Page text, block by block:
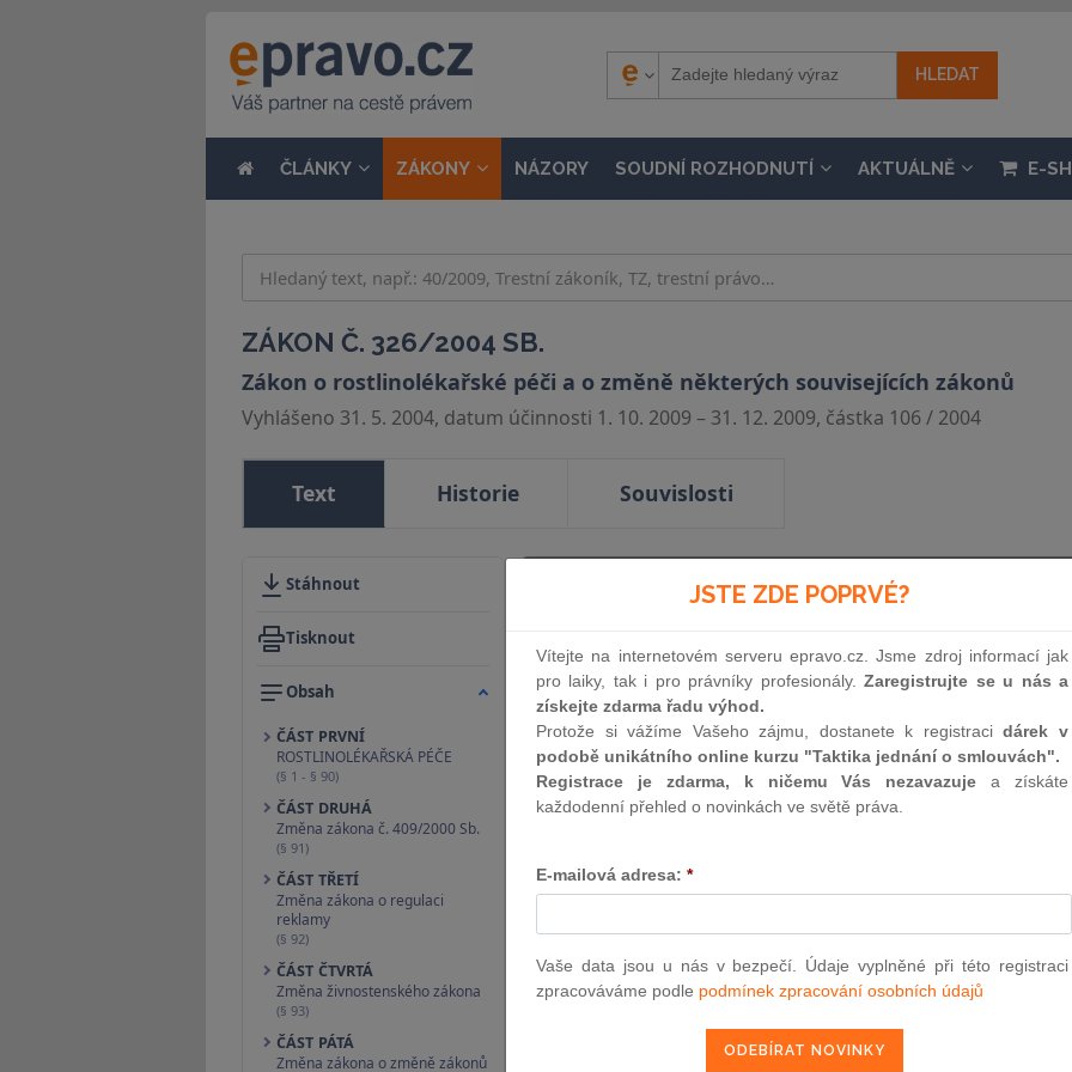
ČLÁNKY ZÁKONY NÁZORY SOUDNÍ ROZHODNUTÍ AKTUÁLNĚ E-
ZÁKON Č. 326/2004 SB.
Zákon o rostlinolékařské péči a o změně některých souvisejících zákonů
Vyhlášeno 31. 5. 2004, datum účinnosti 1. 10. 2009 – 31. 12. 2009, částka 106 / 2004
Text Historie Souvislosti
Stáhnout
Tisknout
Obsah
ČÁST PRVNÍ
ROSTLINOLÉKAŘSKÁ PÉČE
(§ 1 - § 90)
ČÁST DRUHÁ
Změna zákona č. 409/2000 Sb.
(§ 91)
ČÁST TŘETÍ
Změna zákona o regulaci
reklamy
(§ 92)
ČÁST ČTVRTÁ
Změna živnostenského zákona
(§ 93)
ČÁST PÁTÁ
Změna zákona o změně zákonů
Minulé neúčinné zněníod 1. 10. 2009 - 31. 12. 2009
326
ZÁKON
ze dne 29. dubna 2004
o rostlinolékařské péči a o změně
Parlament se usnesl na tomto zákoně České
ČÁST PRVNÍ
ROSTLINOLÉKAŘSKÁ
JSTE ZDE POPRVÉ?
Vítejte na internetovém serveru epravo.cz. Jsme zdroj informací jak
pro laiky, tak i pro právníky profesionály.Zaregistrujte se u nás a
získejte zdarma řadu výhod.
Protože si vážíme Vašeho zájmu, dostanete k registracidárek v
podobě unikátního online kurzu "Taktika jednání o smlouvách".
Registrace je zdarma, k ničemu Vás nezavazuje a získáte
každodenní přehled o novinkách ve světě práva.
E-mailová adresa: *
Vaše data jsou u nás v bezpečí. Údaje vyplněné při této registraci
zpracováváme podle podmínek zpracování osobních údajů